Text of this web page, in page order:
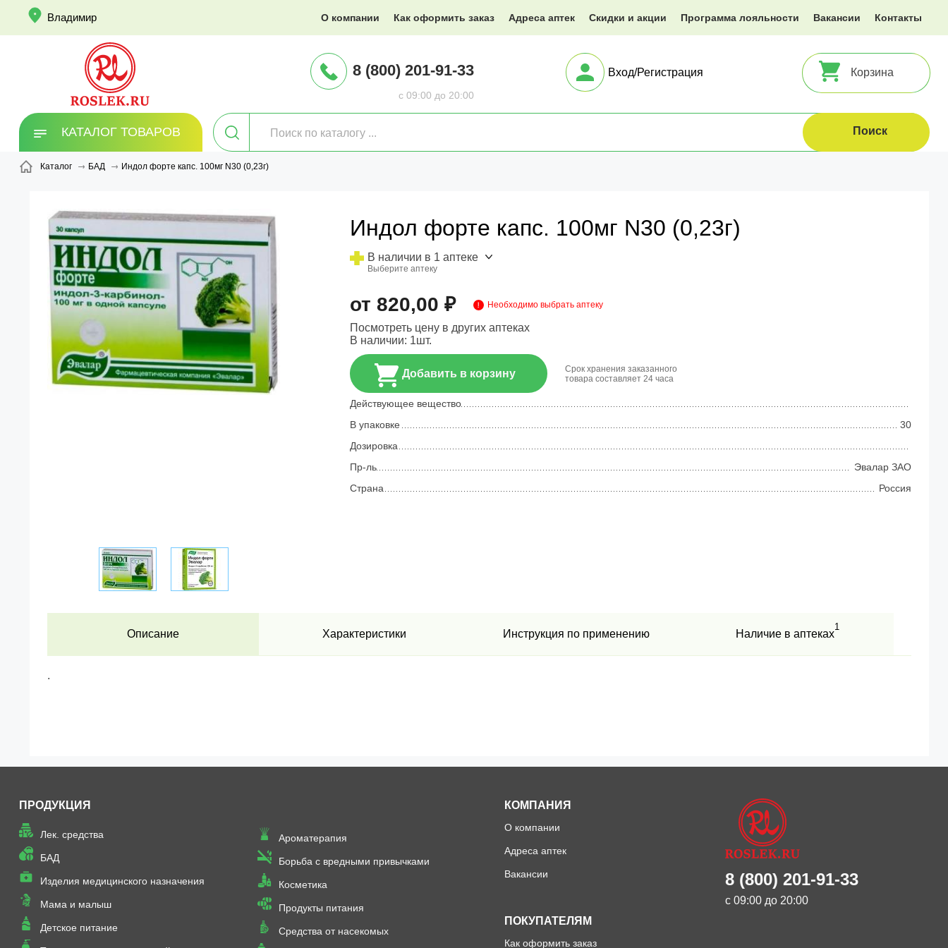
info@XXX.ru
О компании Как оформить заказ Адреса аптек Скидки и акции Программа лояльности Вакансии Контакты
с 09:00 до 20:00
8 (800) 201-91-33 Корзина
Вход/Регистрация
Владимир
КАТАЛОГ ТОВАРОВ
Каталог БАД Индол форте капс. 100мг N30 (0,23г)
Индол форте капс. 100мг N30 (0,23г)
В наличии в 1 аптеке
Выберите аптеку
от 820,00 ₽ Необходимо выбрать аптеку
Посмотреть цену в других аптеках
В наличии: 1шт.
Добавить в корзину
Срок хранения заказанного
товара составляет 24 часа
Действующее вещество
В упаковке
30
Дозировка
Пр-ль
Эвалар ЗАО
Страна
Россия
Описание Характеристики Инструкция по применению Наличие в аптеках
1
.
ПРОДУКЦИЯ
Лек. средства
БАД
Изделия медицинского назначения
Мама и малыш
Детское питание
Ароматерапия
Борьба с вредными привычками
Косметика
Продукты питания
Средства от насекомых
КОМПАНИЯ
О компании
Адреса аптек
Вакансии
ПОКУПАТЕЛЯМ
Как оформить заказ
8 (800) 201-91-33
с 09:00 до 20:00